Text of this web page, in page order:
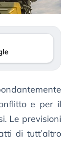
e per il
Le previsioni
di tutt’altro